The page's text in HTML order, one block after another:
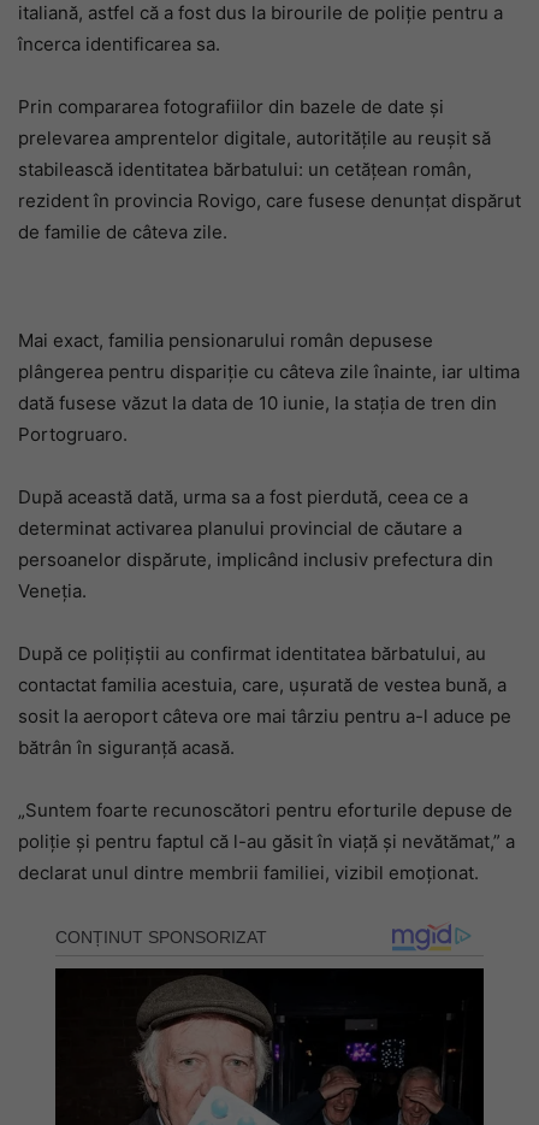
italiană, astfel că a fost dus la birourile de poliție pentru a
încerca identificarea sa.
Prin compararea fotografiilor din bazele de date și
prelevarea amprentelor digitale, autoritățile au reușit să
stabilească identitatea bărbatului: un cetățean român,
rezident în provincia Rovigo, care fusese denunțat dispărut
de familie de câteva zile.
Mai exact, familia pensionarului român depusese
plângerea pentru dispariție cu câteva zile înainte, iar ultima
dată fusese văzut la data de 10 iunie, la stația de tren din
Portogruaro.
După această dată, urma sa a fost pierdută, ceea ce a
determinat activarea planului provincial de căutare a
persoanelor dispărute, implicând inclusiv prefectura din
Veneția.
După ce polițiștii au confirmat identitatea bărbatului, au
contactat familia acestuia, care, ușurată de vestea bună, a
sosit la aeroport câteva ore mai târziu pentru a-l aduce pe
bătrân în siguranță acasă.
„Suntem foarte recunoscători pentru eforturile depuse de
poliție și pentru faptul că l-au găsit în viață și nevătămat,” a
declarat unul dintre membrii familiei, vizibil emoționat.